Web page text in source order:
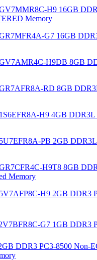
H9 16GB
Memory
G7 16GB
H9DB 8GB
RD 8GB
H9 4GB DDR3L
PB 2GB DDR3L
H9T8 8GB
Memory
H9 2GB DDR3
G7 1GB DDR3
DDR3 PC3-8500 Non-